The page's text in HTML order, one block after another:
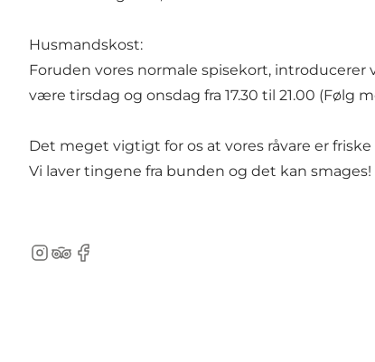
Husmandskost:
Foruden vores normale spisekort, introducerer
være tirsdag og onsdag fra 17.30 til 21.00 (Følg
Det meget vigtigt for os at vores råvare er
Vi laver tingene fra bunden og det kan smages!
Instagram
Tripadvisor
Facebook